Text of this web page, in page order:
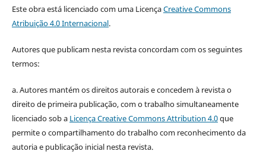
Este obra está licenciado com uma LicençaCreative Commons
Atribuição 4.0 Internacional.
Autores que publicam nesta revista concordam com os seguintes
termos:
a. Autores mantém os direitos autorais e concedem à revista o
direito de primeira publicação, com o trabalho simultaneamente
licenciado sob a Licença Creative Commons Attribution 4.0que
permite o compartilhamento do trabalho com reconhecimento da
autoria e publicação inicial nesta revista.